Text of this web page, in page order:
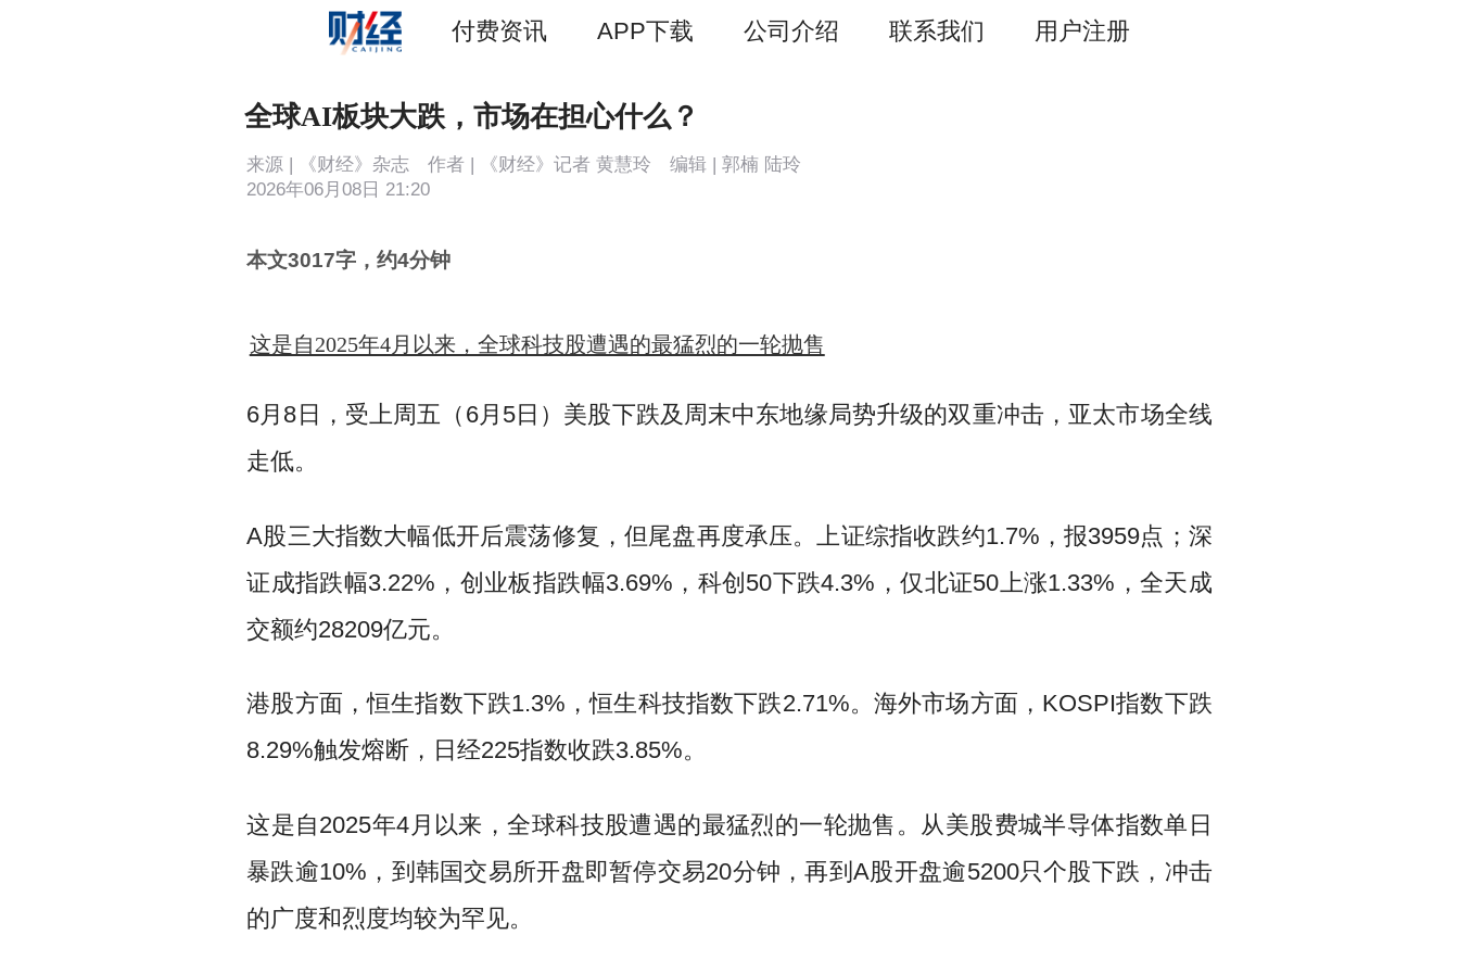
付费资讯 APP下载 公司介绍 联系我们 用户注册
全球AI板块大跌，市场在担心什么？
来源 | 《财经》杂志 作者 | 《财经》记者 黄慧玲 编辑 | 郭楠 陆玲
2026年06月08日 21:20
本文3017字，约4分钟
这是自2025年4月以来，全球科技股遭遇的最猛烈的一轮抛售
6月8日，受上周五（6月5日）美股下跌及周末中东地缘局势升级的双重冲击，亚太市场全线
走低。
A股三大指数大幅低开后震荡修复，但尾盘再度承压。上证综指收跌约1.7%，报3959点；深
证成指跌幅3.22%，创业板指跌幅3.69%，科创50下跌4.3%，仅北证50上涨1.33%，全天成
交额约28209亿元。
港股方面，恒生指数下跌1.3%，恒生科技指数下跌2.71%。海外市场方面，KOSPI指数下跌
8.29%触发熔断，日经225指数收跌3.85%。
这是自2025年4月以来，全球科技股遭遇的最猛烈的一轮抛售。从美股费城半导体指数单日
暴跌逾10%，到韩国交易所开盘即暂停交易20分钟，再到A股开盘逾5200只个股下跌，冲击
的广度和烈度均较为罕见。